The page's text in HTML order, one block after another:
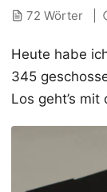
72 Wörter
Heute habe
345
Los geht’s